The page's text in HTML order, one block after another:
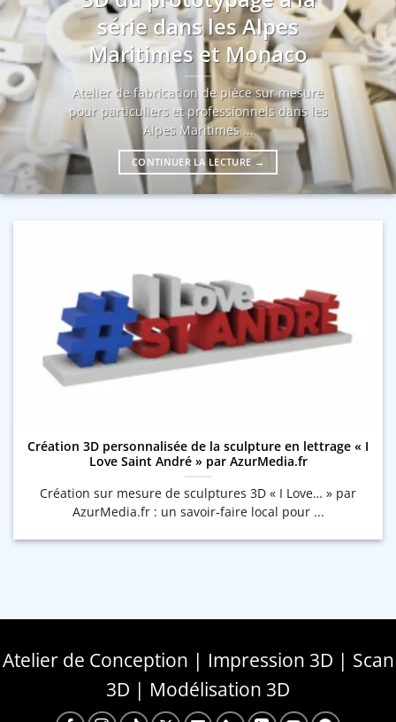
série dans les Alpes
Maritimes et Monaco
Atelier de fabrication de pièce sur mesure
pour particuliers et professionnels dans les
Alpes Maritimes ...
CONTINUER LA LECTURE →
Création 3D personnalisée de la sculpture en lettrage « I
Love Saint André » par AzurMedia.fr
Création sur mesure de sculptures 3D « I Love… » par
AzurMedia.fr : un savoir-faire local pour ...
Atelier de Conception | Impression 3D | Scan
3D | Modélisation 3D